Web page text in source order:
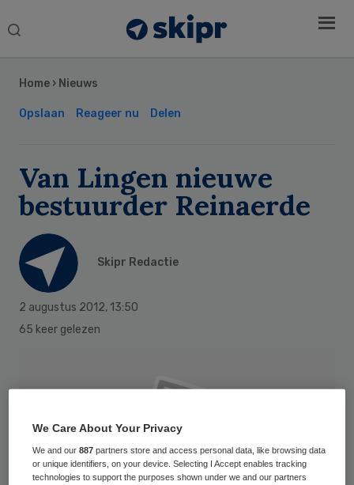
Search
Home › Nieuws
Opslaan Reageer nu Delen
Van Lingen nieuwe
bestuurder Reinaerde
Skipr Redactie
2 augustus 2012, 13:50
65 keer gelezen
Sidebar
We Care About Your Privacy
We and our887 partners store and access personal data, like browsing data
or unique identifiers, on your device. Selecting I Accept enables tracking
technologies to support the purposes shown under we and our partners